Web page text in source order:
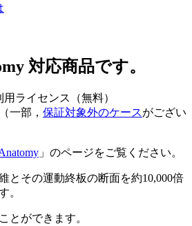
対応商品です。
ライセンス（無料）
一部， 保証対象外のケースがござい
」のページをご覧ください。
とその運動終板の断面を約10,000倍
。
とができます。